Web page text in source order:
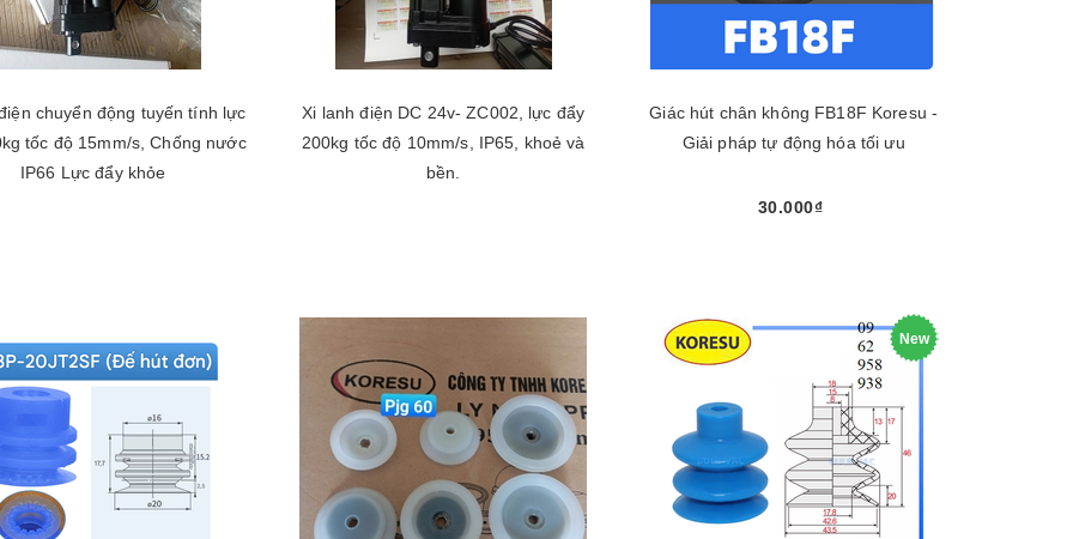
chuyển động tuyến tính lực
độ 15mm/s, Chống nước
IP66 Lực đẩy khỏe
Xi lanh điện DC 24v- ZC002, lực đẩy
200kg tốc độ 10mm/s, IP65, khoẻ và
bền.
Giác hút chân không FB18F Koresu -
Giải pháp tự động hóa tối ưu
30.000₫
New